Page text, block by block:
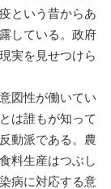
という昔からあ
している。政府
実を見せつけら
図性が働いてい
は誰もが知って
動派である。農
料生産はつぶし
病に対応する意